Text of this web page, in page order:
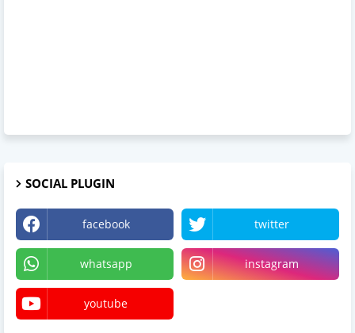
SOCIAL PLUGIN
facebook twitter
whatsapp instagram
youtube